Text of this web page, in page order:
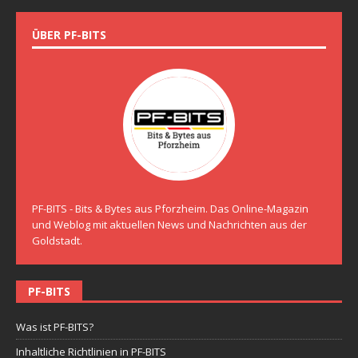
ÜBER PF-BITS
PF-BITS - Bits & Bytes aus Pforzheim. Das Online-Magazin
und Weblog mit aktuellen News und Nachrichten aus der
Goldstadt.
PF-BITS
Was ist PF-BITS?
Inhaltliche Richtlinien in PF-BITS